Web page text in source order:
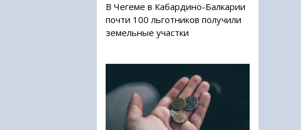
В Чегеме в Кабардино-Балкарии
почти 100 льготников получили
земельные участки